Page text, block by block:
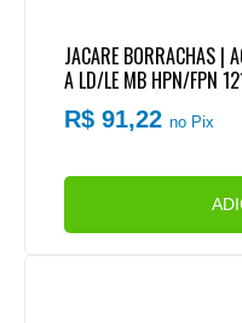
JACARE BORRACHAS |
A LD/LE MB HPN/FPN
720/1935/1941/2318 |
R$ 91,22no Pix